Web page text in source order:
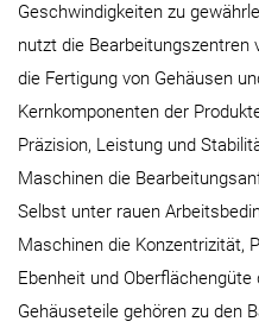
Geschwindigkeiten zu
nutzt die Bearbeitungszentren
die Fertigung von Gehäusen
Kernkomponenten der
Präzision, Leistung und
Maschinen die
Selbst unter rauen
Maschinen die Konzentrizität,
Ebenheit und
Gehäuseteile gehören zu den